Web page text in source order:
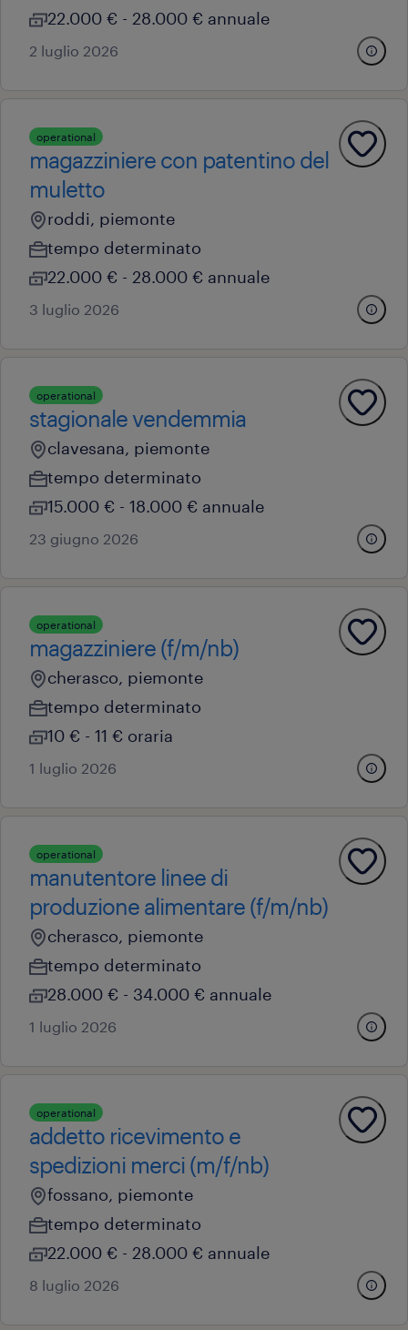
22.000 € - 28.000 € annuale
2 luglio 2026
operational
magazziniere con patentino del
muletto
roddi, piemonte
tempo determinato
22.000 € - 28.000 € annuale
3 luglio 2026
operational
stagionale vendemmia
clavesana, piemonte
tempo determinato
15.000 € - 18.000 € annuale
23 giugno 2026
operational
magazziniere (f/m/nb)
cherasco, piemonte
tempo determinato
10 € - 11 € oraria
1 luglio 2026
operational
manutentore linee di
produzione alimentare (f/m/nb)
cherasco, piemonte
tempo determinato
28.000 € - 34.000 € annuale
1 luglio 2026
operational
addetto ricevimento e
spedizioni merci (m/f/nb)
fossano, piemonte
tempo determinato
22.000 € - 28.000 € annuale
8 luglio 2026